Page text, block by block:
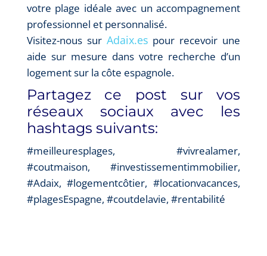
votre plage idéale avec un accompagnement
professionnel et personnalisé.
Visitez-nous sur Adaix.es pour recevoir une
aide sur mesure dans votre recherche d’un
logement sur la côte espagnole.
Partagez ce post sur vos
réseaux sociaux avec les
hashtags suivants:
#meilleuresplages, #vivrealamer,
#coutmaison, #investissementimmobilier,
#Adaix, #logementcôtier, #locationvacances,
#plagesEspagne, #coutdelavie, #rentabilité